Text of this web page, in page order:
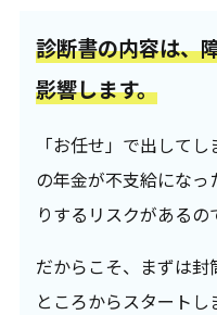
診断書の内容は、
影響します。
「お任せ」で出して
の年金が不支給にな
りするリスクがあるの
だからこそ、まずは
ところからスタートし